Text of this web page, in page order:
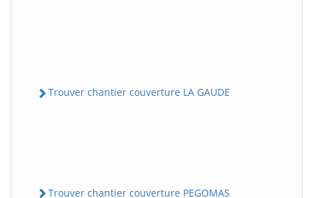
Trouver chantier couverture LA GAUDE
Trouver chantier couverture PEGOMAS